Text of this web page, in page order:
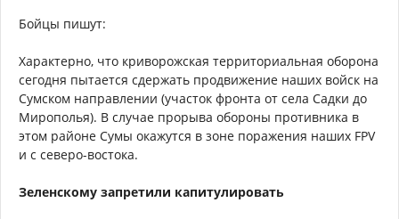
Бойцы пишут:
Характерно, что криворожская территориальная оборона
сегодня пытается сдержать продвижение наших войск на
Сумском направлении (участок фронта от села Садки до
Мирополья). В случае прорыва обороны противника в
этом районе Сумы окажутся в зоне поражения наших FPV
и с северо-востока.
Зеленскому запретили капитулировать